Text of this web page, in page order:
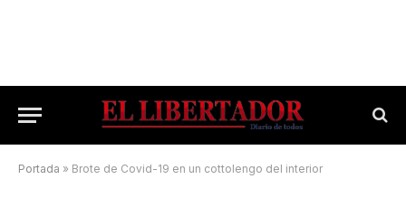
Portada » Brote de Covid-19 en un cottolengo del interior